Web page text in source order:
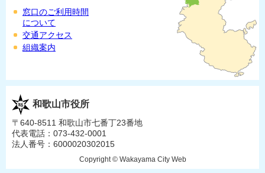
窓口のご利用時間
について
交通アクセス
組織案内
和歌山市役所
〒640-8511 和歌山市七番丁23番地
代表電話：073-432-0001
法人番号：6000020302015
Copyright © Wakayama City Web